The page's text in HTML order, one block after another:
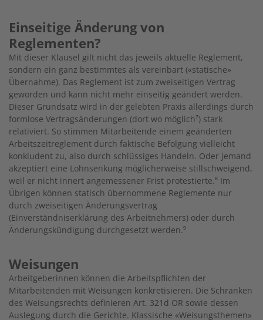
Einseitige Änderung von
Reglementen?
Mit dieser Klausel gilt nicht das jeweils aktuelle Reglement,
sondern ein ganz bestimmtes als vereinbart («statische»
Übernahme). Das Reglement ist zum zweiseitigen Vertrag
geworden und kann nicht mehr einseitig geändert werden.
Dieser Grundsatz wird in der gelebten Praxis allerdings durch
formlose Vertragsänderungen (dort wo möglich⁷) stark
relativiert. So stimmen Mitarbeitende einem geänderten
Arbeitszeitreglement durch faktische Befolgung vielleicht
konkludent zu, also durch schlüssiges Handeln. Oder jemand
akzeptiert eine Lohnsenkung möglicherweise stillschweigend,
weil er nicht innert angemessener Frist protestierte.⁸ Im
Übrigen können statisch übernommene Reglemente nur
durch zweiseitigen Änderungsvertrag
(Einverständniserklärung des Arbeitnehmers) oder durch
Änderungskündigung durchgesetzt werden.⁹
Weisungen
Arbeitgeberinnen können die Arbeitspflichten der
Mitarbeitenden mit Weisungen konkretisieren. Die Schranken
des Weisungsrechts definieren Art. 321d OR sowie dessen
Auslegung durch die Gerichte. Klassische «Weisungsthemen»